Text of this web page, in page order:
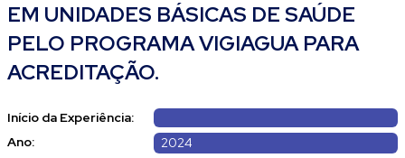
EM UNIDADES BÁSICAS DE SAÚDE
PELO PROGRAMA VIGIAGUA PARA
ACREDITAÇÃO.
Início da Experiência:
Ano:
2024